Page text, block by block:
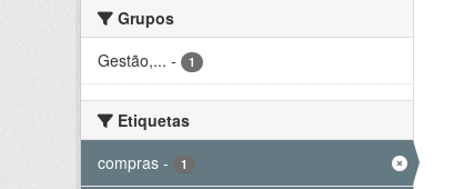
Grupos
Gestão,... - 1
Etiquetas
compras - 1